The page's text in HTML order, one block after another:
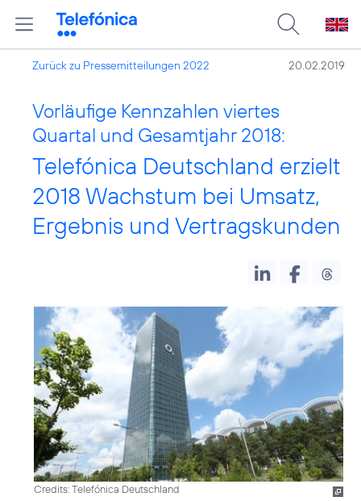
Zurück zu Pressemitteilungen 2022 20.02.2019
Vorläufige Kennzahlen viertes
Quartal und Gesamtjahr 2018:
Telefónica Deutschland erzielt
2018 Wachstum bei Umsatz,
Ergebnis und Vertragskunden
Credits: Telefónica Deutschland